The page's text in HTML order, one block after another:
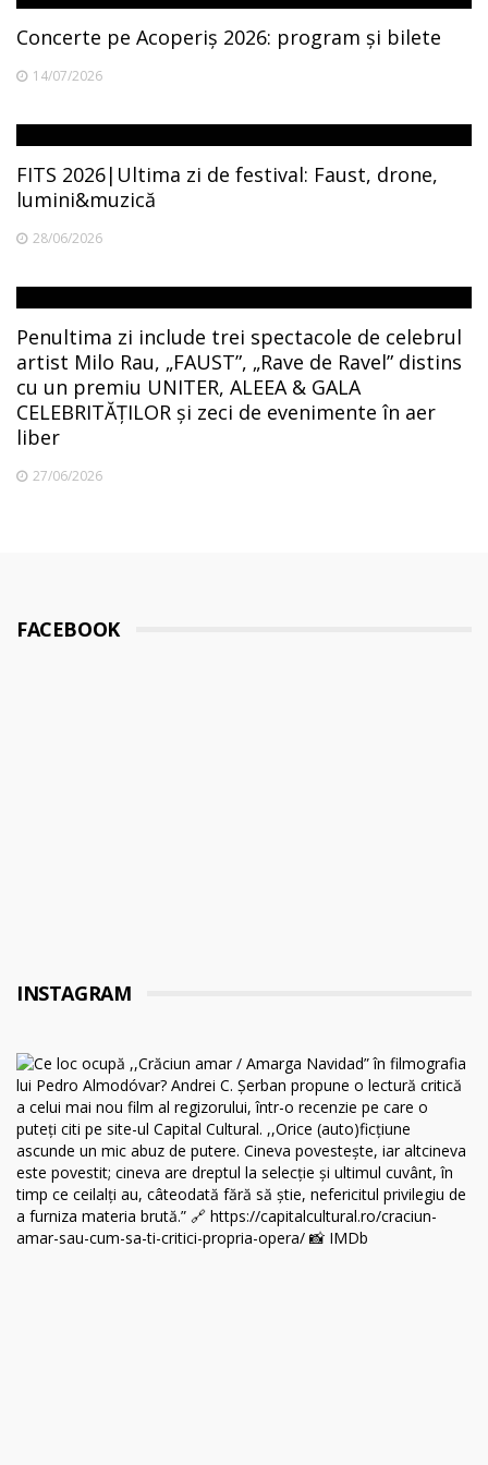
Concerte pe Acoperiș 2026: program și bilete
14/07/2026
FITS 2026|Ultima zi de festival: Faust, drone,
lumini&muzică
28/06/2026
Penultima zi include trei spectacole de celebrul
artist Milo Rau, „FAUST”, „Rave de Ravel” distins
cu un premiu UNITER, ALEEA & GALA
CELEBRITĂȚILOR și zeci de evenimente în aer
liber
27/06/2026
FACEBOOK
INSTAGRAM